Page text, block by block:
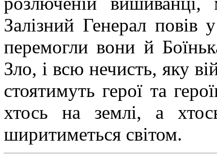
Залізний Генерал повів
перемогли вони й
Зло, і всю нечисть, яку
стоятимуть герої та
хтось на землі, а
ширитиметься світом.